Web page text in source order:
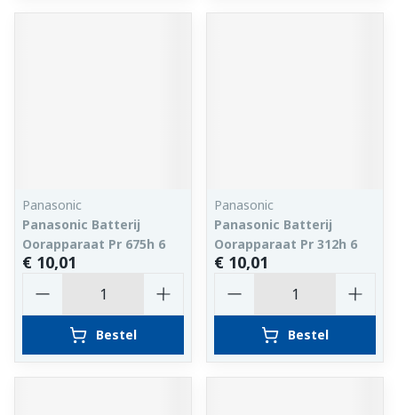
Panasonic
Panasonic Batterij
Oorapparaat Pr 675h 6
€ 10,01
Bestel
Panasonic
Panasonic Batterij
Oorapparaat Pr 312h 6
€ 10,01
Bestel